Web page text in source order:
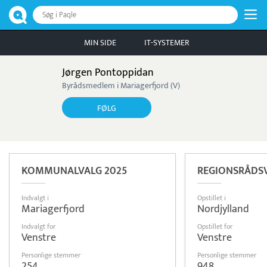
Søg i Paqle
MIN SIDE IT-SYSTEMER
Jørgen Pontoppidan
Byrådsmedlem i Mariagerfjord (V)
FØLG
KOMMUNALVALG 2025
Indvalgt i
Mariagerfjord
Indvalgt for
Venstre
Personlige stemmer
Opstillet i
Nordjylland
Opstillet for
Venstre
Personlige stemmer